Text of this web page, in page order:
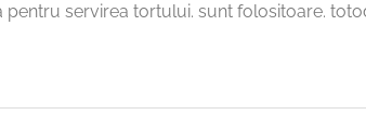
servirea tortului. sunt folositoare.